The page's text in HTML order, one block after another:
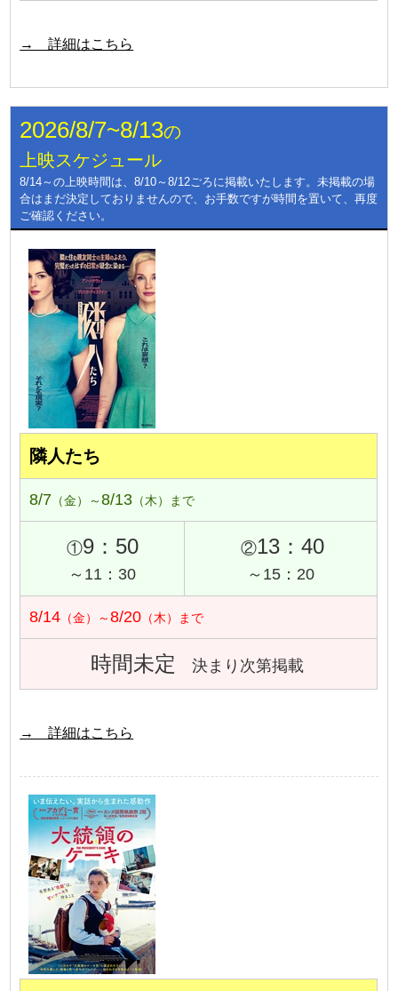
→ 詳細はこちら
2026/8/7~8/13の
上映スケジュール
8/14～の上映時間は、8/10～8/12ごろに掲載いたします。未掲載の場
合はまだ決定しておりませんので、お手数ですが時間を置いて、再度
ご確認ください。
隣人たち
8/7 （金）～8/13 （木）まで
①9：50
～11：30
②13：40
～15：20
8/14 （金）～8/20 （木）まで
時間未定 決まり次第掲載
→ 詳細はこちら